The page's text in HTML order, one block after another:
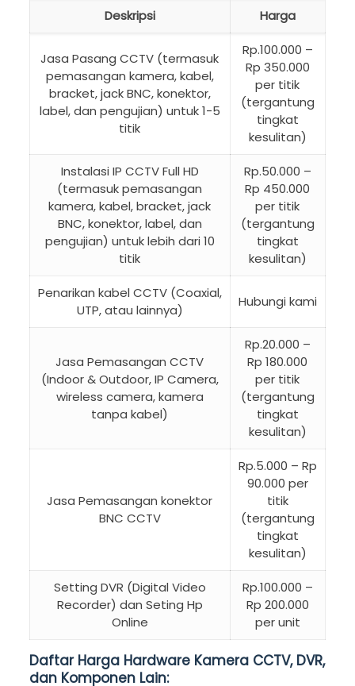
Deskripsi Harga
Jasa Pasang CCTV (termasuk
pemasangan kamera, kabel,
bracket, jack BNC, konektor,
label, dan pengujian) untuk 1-5
titik
Rp.100.000 –
Rp 350.000
per titik
(tergantung
tingkat
kesulitan)
Instalasi IP CCTV Full HD
(termasuk pemasangan
kamera, kabel, bracket, jack
BNC, konektor, label, dan
pengujian) untuk lebih dari 10
titik
Rp.50.000 –
Rp 450.000
per titik
(tergantung
tingkat
kesulitan)
Penarikan kabel CCTV (Coaxial,
UTP, atau lainnya)
Hubungi kami
Jasa Pemasangan CCTV
(Indoor & Outdoor, IP Camera,
wireless camera, kamera
tanpa kabel)
Rp.20.000 –
Rp 180.000
per titik
(tergantung
tingkat
kesulitan)
Jasa Pemasangan konektor
BNC CCTV
Rp.5.000 – Rp
90.000 per
titik
(tergantung
tingkat
kesulitan)
Setting DVR (Digital Video
Recorder) dan Seting Hp
Online
Rp.100.000 –
Rp 200.000
per unit
Daftar Harga Hardware Kamera CCTV, DVR,
dan Komponen Lain: